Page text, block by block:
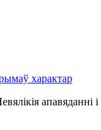
характар